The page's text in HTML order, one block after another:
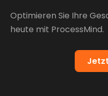
Optimieren Sie Ihre
heute mit ProcessMind.